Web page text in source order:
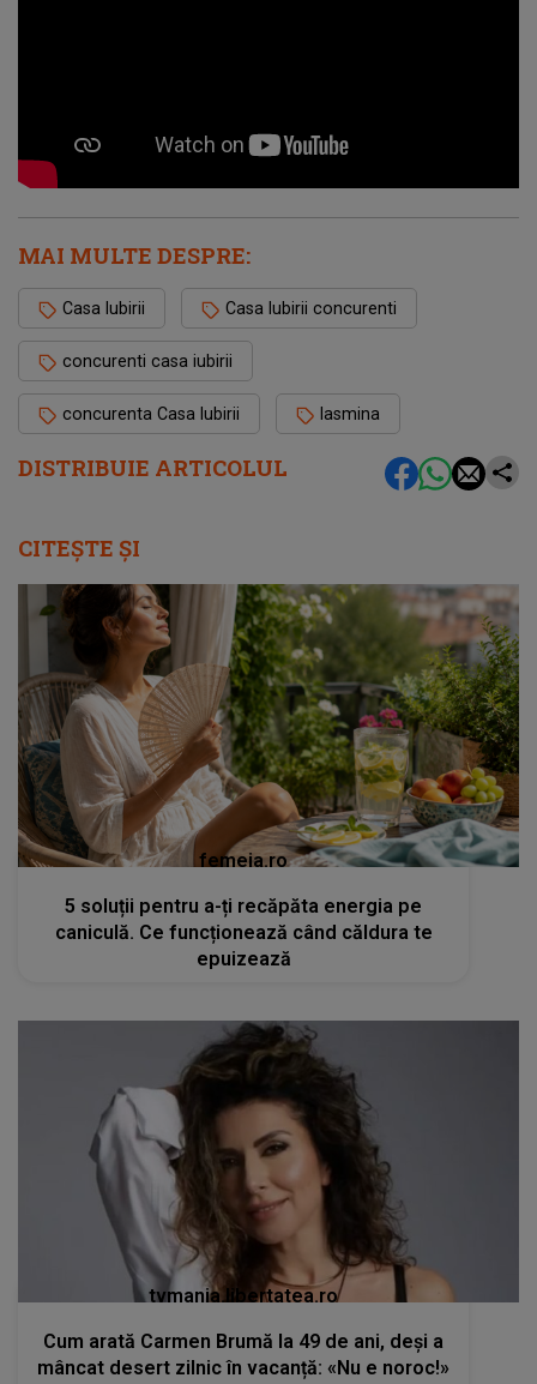
DISTRIBUIE ARTICOLUL
MAI MULTE DESPRE:
Casa Iubirii Casa Iubirii concurenti
concurenti casa iubirii
concurenta Casa Iubirii Iasmina
CITEȘTE ȘI
femeia.ro
5 soluții pentru a-ți recăpăta energia pe
caniculă. Ce funcționează când căldura te
epuizează
tvmania.libertatea.ro
Cum arată Carmen Brumă la 49 de ani, deși a
mâncat desert zilnic în vacanță: «Nu e noroc!»